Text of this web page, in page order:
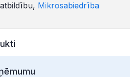
Mikrosabiedrība